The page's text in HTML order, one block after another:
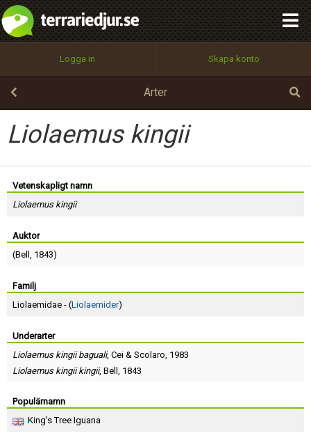
Logga in Skapa konto
Arter
Liolaemus kingii
Vetenskapligt namn
Liolaemus kingii
Auktor
(Bell , 1843)
Familj
Liolaemidae - (Liolaemider)
Underarter
Liolaemus kingii baguali, Cei & Scolaro, 1983
Liolaemus kingii kingii, Bell , 1843
Populärnamn
King's Tree Iguana
Utför
100%
OK
integritetspolicy
Namn:
Epost:
Lösenord:
Terms of Service
Begär nytt lösenord
Tillbaka till förstasidan